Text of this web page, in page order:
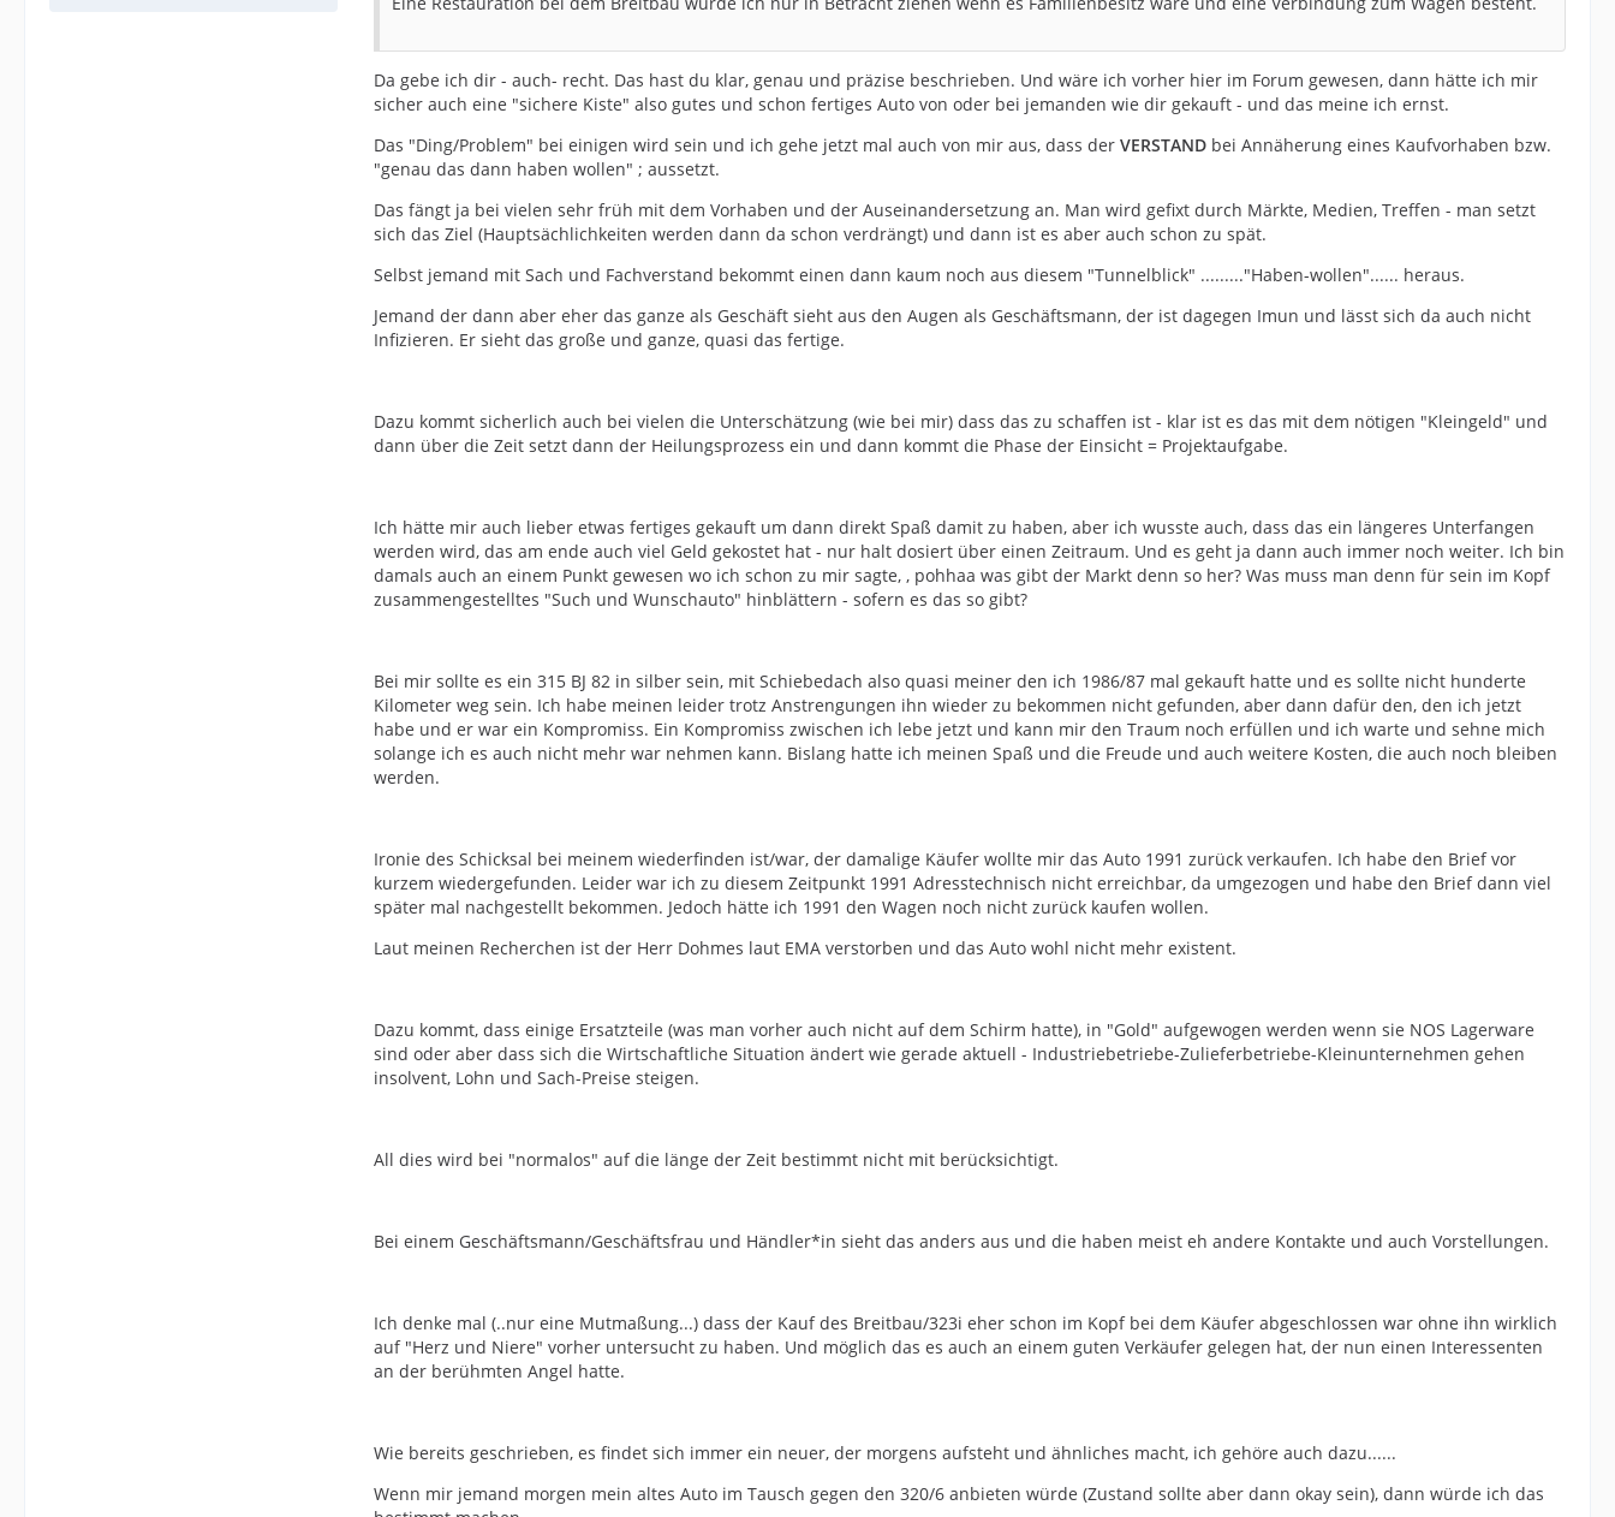
Da gebe ich dir - auch- recht. Das hast du klar, genau und präzise beschrieben. Und wäre ich vorher hier im Forum gewesen, dann hätte ich mir
sicher auch eine "sichere Kiste" also gutes und schon fertiges Auto von oder bei jemanden wie dir gekauft - und das meine ich ernst.
Das "Ding/Problem" bei einigen wird sein und ich gehe jetzt mal auch von mir aus, dass der VERSTAND bei Annäherung eines Kaufvorhaben bzw.
"genau das dann haben wollen" ; aussetzt.
Das fängt ja bei vielen sehr früh mit dem Vorhaben und der Auseinandersetzung an. Man wird gefixt durch Märkte, Medien, Treffen - man setzt
sich das Ziel (Hauptsächlichkeiten werden dann da schon verdrängt) und dann ist es aber auch schon zu spät.
Selbst jemand mit Sach und Fachverstand bekommt einen dann kaum noch aus diesem "Tunnelblick" ........."Haben-wollen"...... heraus.
Jemand der dann aber eher das ganze als Geschäft sieht aus den Augen als Geschäftsmann, der ist dagegen Imun und lässt sich da auch nicht
Infizieren. Er sieht das große und ganze, quasi das fertige.
Dazu kommt sicherlich auch bei vielen die Unterschätzung (wie bei mir) dass das zu schaffen ist - klar ist es das mit dem nötigen "Kleingeld" und
dann über die Zeit setzt dann der Heilungsprozess ein und dann kommt die Phase der Einsicht = Projektaufgabe.
Ich hätte mir auch lieber etwas fertiges gekauft um dann direkt Spaß damit zu haben, aber ich wusste auch, dass das ein längeres Unterfangen
werden wird, das am ende auch viel Geld gekostet hat - nur halt dosiert über einen Zeitraum. Und es geht ja dann auch immer noch weiter. Ich bin
damals auch an einem Punkt gewesen wo ich schon zu mir sagte, , pohhaa was gibt der Markt denn so her? Was muss man denn für sein im Kopf
zusammengestelltes "Such und Wunschauto" hinblättern - sofern es das so gibt?
Bei mir sollte es ein 315 BJ 82 in silber sein, mit Schiebedach also quasi meiner den ich 1986/87 mal gekauft hatte und es sollte nicht hunderte
Kilometer weg sein. Ich habe meinen leider trotz Anstrengungen ihn wieder zu bekommen nicht gefunden, aber dann dafür den, den ich jetzt
habe und er war ein Kompromiss. Ein Kompromiss zwischen ich lebe jetzt und kann mir den Traum noch erfüllen und ich warte und sehne mich
solange ich es auch nicht mehr war nehmen kann. Bislang hatte ich meinen Spaß und die Freude und auch weitere Kosten, die auch noch bleiben
werden.
Ironie des Schicksal bei meinem wiederfinden ist/war, der damalige Käufer wollte mir das Auto 1991 zurück verkaufen. Ich habe den Brief vor
kurzem wiedergefunden. Leider war ich zu diesem Zeitpunkt 1991 Adresstechnisch nicht erreichbar, da umgezogen und habe den Brief dann viel
später mal nachgestellt bekommen. Jedoch hätte ich 1991 den Wagen noch nicht zurück kaufen wollen.
Laut meinen Recherchen ist der Herr Dohmes laut EMA verstorben und das Auto wohl nicht mehr existent.
Dazu kommt, dass einige Ersatzteile (was man vorher auch nicht auf dem Schirm hatte), in "Gold" aufgewogen werden wenn sie NOS Lagerware
sind oder aber dass sich die Wirtschaftliche Situation ändert wie gerade aktuell - Industriebetriebe-Zulieferbetriebe-Kleinunternehmen gehen
insolvent, Lohn und Sach-Preise steigen.
All dies wird bei "normalos" auf die länge der Zeit bestimmt nicht mit berücksichtigt.
Bei einem Geschäftsmann/Geschäftsfrau und Händler*in sieht das anders aus und die haben meist eh andere Kontakte und auch Vorstellungen.
Ich denke mal (..nur eine Mutmaßung...) dass der Kauf des Breitbau/323i eher schon im Kopf bei dem Käufer abgeschlossen war ohne ihn wirklich
auf "Herz und Niere" vorher untersucht zu haben. Und möglich das es auch an einem guten Verkäufer gelegen hat, der nun einen Interessenten
an der berühmten Angel hatte.
Wie bereits geschrieben, es findet sich immer ein neuer, der morgens aufsteht und ähnliches macht, ich gehöre auch dazu......
Wenn mir jemand morgen mein altes Auto im Tausch gegen den 320/6 anbieten würde (Zustand sollte aber dann okay sein), dann würde ich das